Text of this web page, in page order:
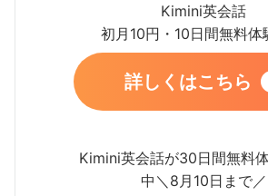
Kimini英会話
初月10円・10日間無料体
詳しくはこちら
Kimini英会話が30日間無料
中＼8月10日まで／